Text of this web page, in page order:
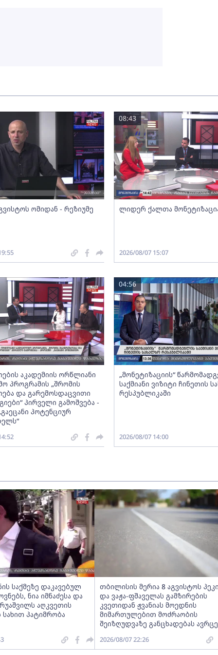
ომიდან - რეზიუმე ლიდერ ქალთა
08:43
2026/08/07 15:07
აკადემიის ორწლიანი
პროგრამის „შრომის
და გარემოსდაცვითი
პირველი გამოშვება -
პოტენციურ
„მონეტიზაციის“
საქმიანი ვიზიტი ჩინეთის
რესპუბლიკაში
04:56
2026/08/07 14:00
საქმეზე დაკავებულ
ნია იმნაძესა და
აღკვეთის
სახით პატიმრობა
თბილისის მერია 8 აგვისტოს
და ვაჟა-ფშაველას გამზირების
კვეთიდან ჟვანიას მოედნის
მიმართულებით მოძრაობის
შეიზღუდვაზე განცხადებას
2026/08/07 22:26